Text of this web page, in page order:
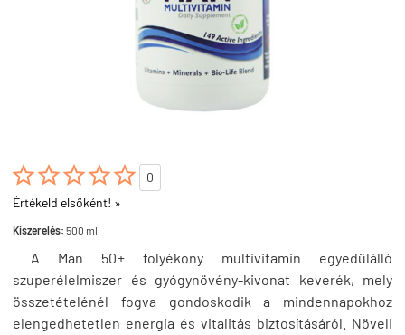

0
Értékeld elsőként! »
Kiszerelés: 500 ml
A Man 50+ folyékony multivitamin egyedülálló
szuperélelmiszer és gyógynövény-kivonat keverék, mely
összetételénél fogva gondoskodik a mindennapokhoz
elengedhetetlen energia és vitalitás biztosításáról. Növeli